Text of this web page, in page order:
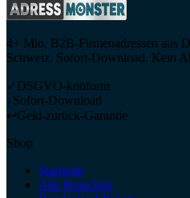
4+ Mio. B2B-Firmenadressen aus
Schweiz. Sofort-Download. Kein
✓ DSGVO-konform
↓Sofort-Download
↩Geld-zurück-Garantie
Shop
Startseite
Alle Branchen